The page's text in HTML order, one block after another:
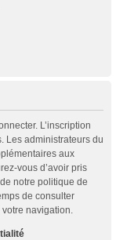
L’inscription
Les administrateurs du
aux
vous d’avoir pris
notre politique de
de consulter
navigation.